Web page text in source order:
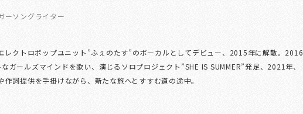
ーソングライター
レクトロポップユニット”ふぇのたす”のボーカルとしてデビュー、2015年に解散。2016
ガールズマインドを歌い、演じるソロプロジェクト”SHE IS SUMMER”発足、2021年、
詞提供を手掛けながら、新たな旅へとすすむ道の途中。